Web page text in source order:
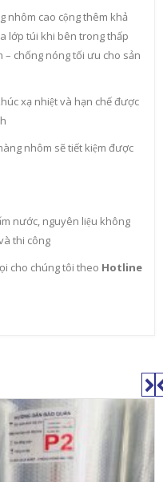
nhôm cao cộng thêm khả
lớp túi khi bên trong thấp
– chống nóng tối ưu cho sản
xạ nhiệt và hạn chế được
nhôm sẽ tiết kiệm được
nước, nguyên liệu không
thi công
cho chúng tôi theo Hotline